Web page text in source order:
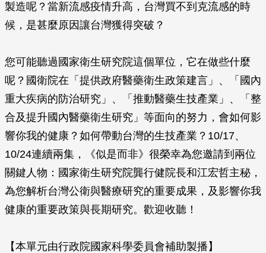
製造呢？當新流感疫情升高，台灣買不到克流感的時
候，是甚麼原因讓台灣獲得突破？
您可能聽過國家衛生研究院這個單位，它在做些什麼
呢？國衛院在「提供政府醫藥衛生政策建言」、「國內
重大疾病的防治研究」、「推動醫藥生技產業」、「整
合及提升國內醫藥衛生研究」等面向的努力，會如何影
響你我的健康？如何帶動台灣的生技產業？10/17、
10/24連續兩集，《似是而非》很榮幸為您邀請到兩位
關鍵人物：國家衛生研究院龔行健院長和江宏哲主秘，
為您解析台灣公衛與醫療研究的重要成果，及影響你我
健康的重要政策與長期研究。歡迎收聽！
【本單元由行政院國家科學委員會補助製播】